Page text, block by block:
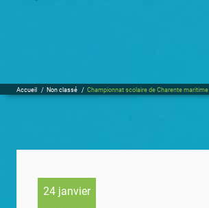
Accueil / Non classé / Championnat scolaire de Charente maritime
24 janvier